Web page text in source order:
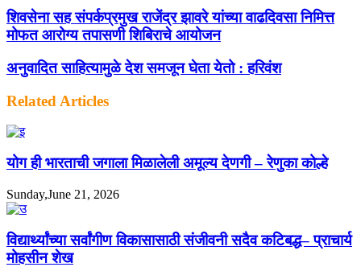
शिवसेना सह संपर्कप्रमुख राजेंद्र झावरे यांच्या वाढदिवसा निमित्त
मोफत आरोग्य तपासणी शिबिराचे आयोजन
अनुवादित साहित्यामुळे देश समजून घेता येतो : हरिवंश
Related Articles
योग ही भारताची जगाला मिळालेली अमूल्य देणगी – रेणुका कोल्हे
Sunday,June 21, 2026
विद्यार्थ्यांच्या सर्वांगीण विकासासाठी संजीवनी सदैव कटिबद्ध– प्राचार्य
मोहसीन शेख